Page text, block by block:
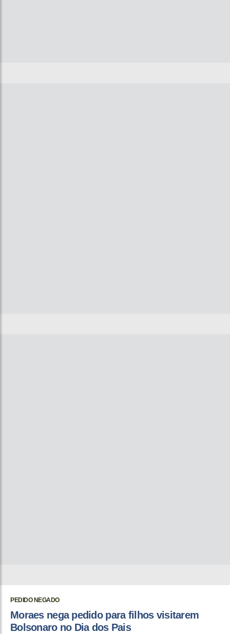
PEDIDO NEGADO
Moraes nega pedido para filhos visitarem
Bolsonaro no Dia dos Pais